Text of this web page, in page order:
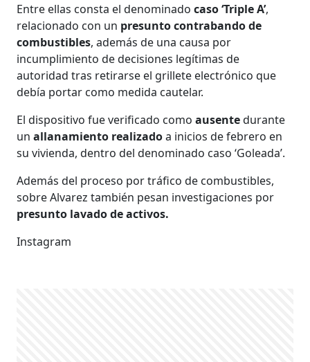
Entre ellas consta el denominadocaso ‘Triple A’,
relacionado con un presunto contrabando de
combustibles, además de una causa por
incumplimiento de decisiones legítimas de
autoridad tras retirarse el grillete electrónico que
debía portar como medida cautelar.
El dispositivo fue verificado comoausentedurante
un allanamiento realizadoa inicios de febrero en
su vivienda, dentro del denominado caso ‘Goleada’.
Además del proceso por tráfico de combustibles,
sobre Alvarez también pesan investigaciones por
presunto lavado de activos.
Instagram